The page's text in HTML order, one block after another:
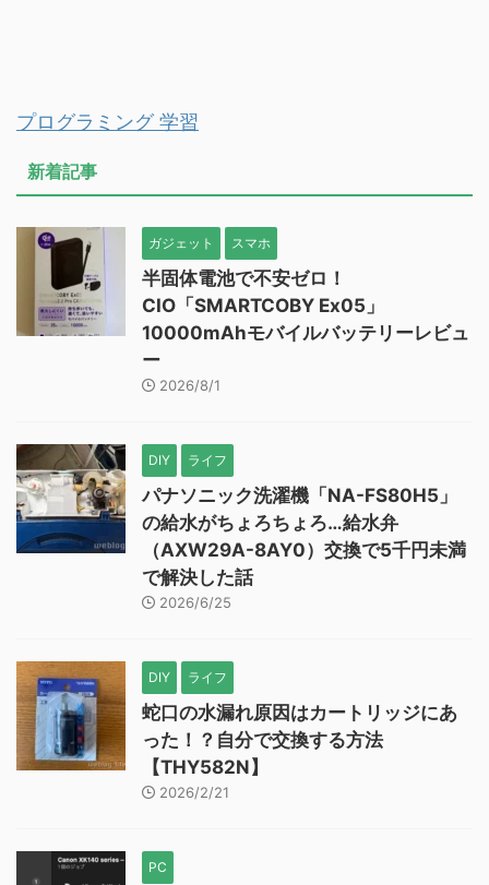
プログラミング 学習
新着記事
ガジェット スマホ
半固体電池で不安ゼロ！
CIO「SMARTCOBY Ex05」
10000mAhモバイルバッテリーレビュ
ー
2026/8/1
DIY ライフ
パナソニック洗濯機「NA-FS80H5」
の給水がちょろちょろ…給水弁
（AXW29A-8AY0）交換で5千円未満
で解決した話
2026/6/25
DIY ライフ
蛇口の水漏れ原因はカートリッジにあ
った！？自分で交換する方法
【THY582N】
2026/2/21
PC